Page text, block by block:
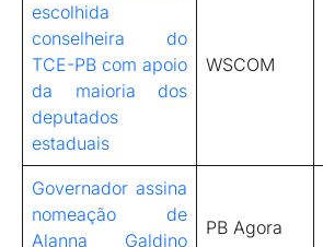
escolhida
conselheira do
TCE-PB com apoio
da maioria dos
deputados
estaduais
WSCOM
Governador assina
nomeação de
Alanna Galdino
PB Agora